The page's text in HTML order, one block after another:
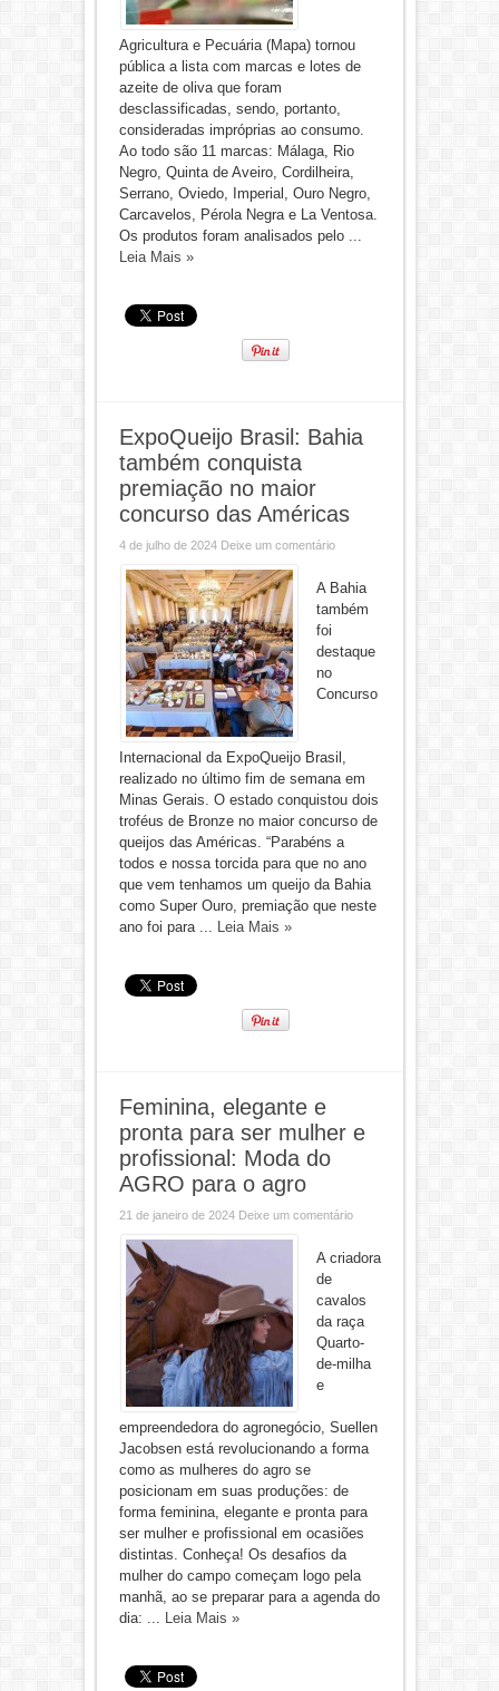
Agricultura e Pecuária (Mapa) tornou
pública a lista com marcas e lotes de
azeite de oliva que foram
desclassificadas, sendo, portanto,
consideradas impróprias ao consumo.
Ao todo são 11 marcas: Málaga, Rio
Negro, Quinta de Aveiro, Cordilheira,
Serrano, Oviedo, Imperial, Ouro Negro,
Carcavelos, Pérola Negra e La Ventosa.
Os produtos foram analisados pelo ...
Leia Mais »
ExpoQueijo Brasil: Bahia
também conquista
premiação no maior
concurso das Américas
4 de julho de 2024 Deixe um comentário
A Bahia
também
foi
destaque
no
Concurso
Internacional da ExpoQueijo Brasil,
realizado no último fim de semana em
Minas Gerais. O estado conquistou dois
troféus de Bronze no maior concurso de
queijos das Américas. “Parabéns a
todos e nossa torcida para que no ano
que vem tenhamos um queijo da Bahia
como Super Ouro, premiação que neste
ano foi para ... Leia Mais »
Feminina, elegante e
pronta para ser mulher e
profissional: Moda do
AGRO para o agro
21 de janeiro de 2024 Deixe um comentário
A criadora
de
cavalos
da raça
Quarto-
de-milha
e
empreendedora do agronegócio, Suellen
Jacobsen está revolucionando a forma
como as mulheres do agro se
posicionam em suas produções: de
forma feminina, elegante e pronta para
ser mulher e profissional em ocasiões
distintas. Conheça! Os desafios da
mulher do campo começam logo pela
manhã, ao se preparar para a agenda do
dia: ... Leia Mais »